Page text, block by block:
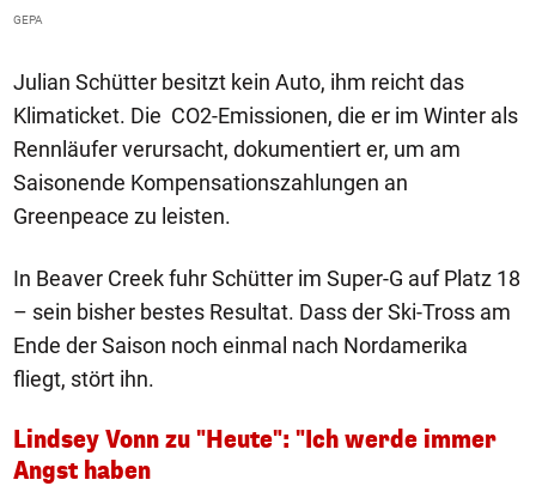
GEPA
Julian Schütter besitzt kein Auto, ihm reicht das
Klimaticket. Die CO2-Emissionen, die er im Winter als
Rennläufer verursacht, dokumentiert er, um am
Saisonende Kompensationszahlungen an
Greenpeace zu leisten.
In Beaver Creek fuhr Schütter im Super-G auf Platz 18
– sein bisher bestes Resultat. Dass der Ski-Tross am
Ende der Saison noch einmal nach Nordamerika
fliegt, stört ihn.
Lindsey Vonn zu "Heute": "Ich werde immer
Angst haben
1/19